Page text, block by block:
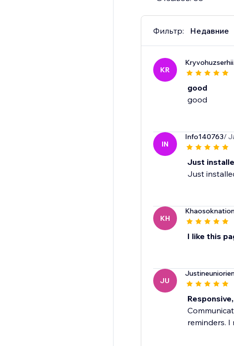
Фильтр: Недавние
KR
Kryvohuzserhii
good
good
IN
Info140763/
Just
Just
KH
I like this
JU
reminders.